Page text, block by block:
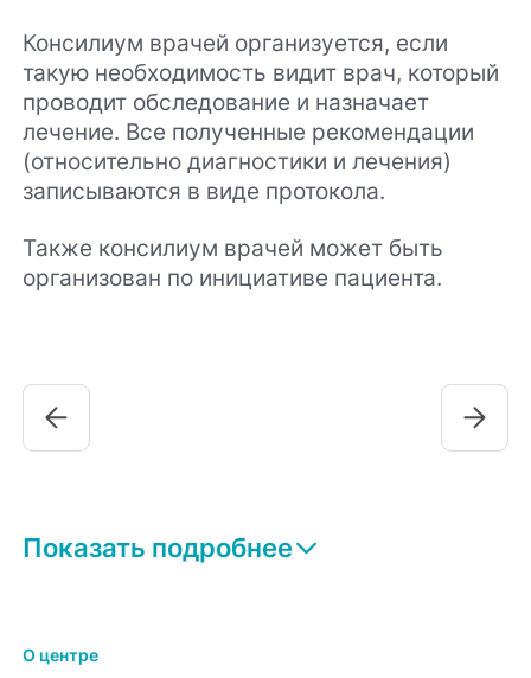
Консилиум врачей организуется, если
такую необходимость видит врач, который
проводит обследование и назначает
лечение. Все полученные рекомендации
(относительно диагностики и лечения)
записываются в виде протокола.
Также консилиум врачей может быть
организован по инициативе пациента.
Показать подробнее
О центре